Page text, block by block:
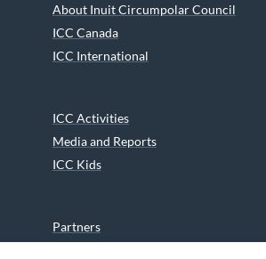
About Inuit Circumpolar Council
ICC Canada
ICC International
ICC Activities
Media and Reports
ICC Kids
Partners